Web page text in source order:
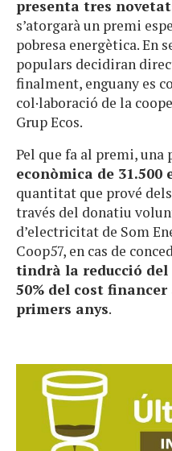
presenta tres
s’atorgarà un premi
pobresa energètica. En
populars decidiran
finalment, enguany es
col·laboració de la
Grup Ecos.
Pel que fa al premi, una
econòmica de 31.500
quantitat que prové
través del donatiu
d’electricitat de Som
Coop57, en cas de
tindrà la reducció del
50% del cost
primers anys.